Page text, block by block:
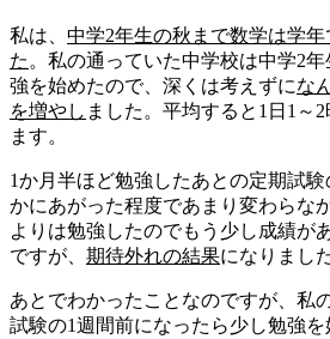
私は、 中学2年生の秋まで数学は学年
た 。私の通っていた中学校は中学2
強を始めたので、深くは考えずにな
を増やし ました。平均すると1日1～
ます。
1か月半ほど勉強したあとの定期試
かにあがった程度であまり変わらな
よりは勉強したのでもう少し成績が
ですが、 期待外れの結果になりました
あとでわかったことなのですが、私
試験の1週間前になったら少し勉強